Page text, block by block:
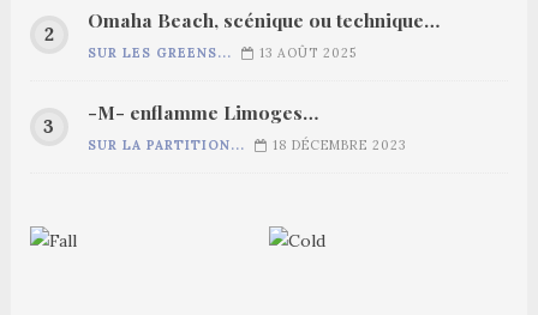
Omaha Beach, scénique ou technique…
SUR LES GREENS... 13 AOÛT 2025
-M- enflamme Limoges…
SUR LA PARTITION... 18 DÉCEMBRE 2023